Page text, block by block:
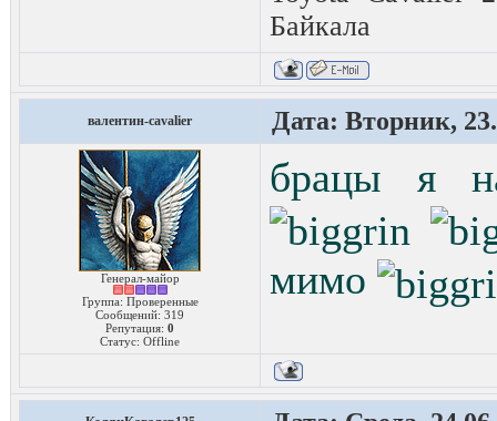
Байкала
валентин-cavalier Дата: Вторник,
Генерал-майор
Группа: Проверенные
Сообщений: 319
Репутация: 0
Статус: Offline
брацы я
мимо